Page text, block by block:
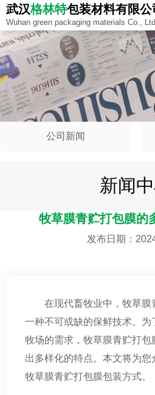
武汉格林特包装材料有限公
Wuhan green packaging materials Co., Ltd.
武汉格林特包装材料有限公
Wuhan green packaging materials Co.,
公司新闻
新闻
牧草膜青贮打包膜的
发布日期：
在现代畜牧业中，牧草膜
一种不可或缺的保鲜技术。为
牧场的需求，牧草膜青贮打
出多样化的特点。本文将为您
牧草膜青贮打包膜包装方式。